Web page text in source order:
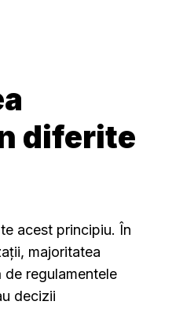
diferite
acest principiu. În
majoritatea
regulamentele
decizii